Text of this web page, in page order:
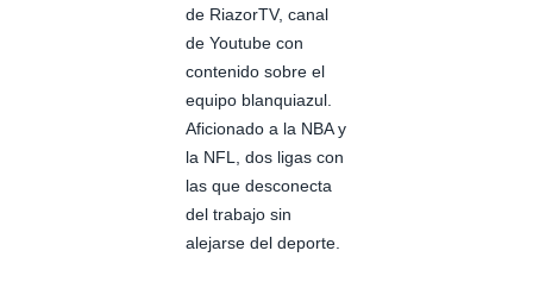
de RiazorTV, canal
de Youtube con
contenido sobre el
equipo blanquiazul.
Aficionado a la NBA y
la NFL, dos ligas con
las que desconecta
del trabajo sin
alejarse del deporte.